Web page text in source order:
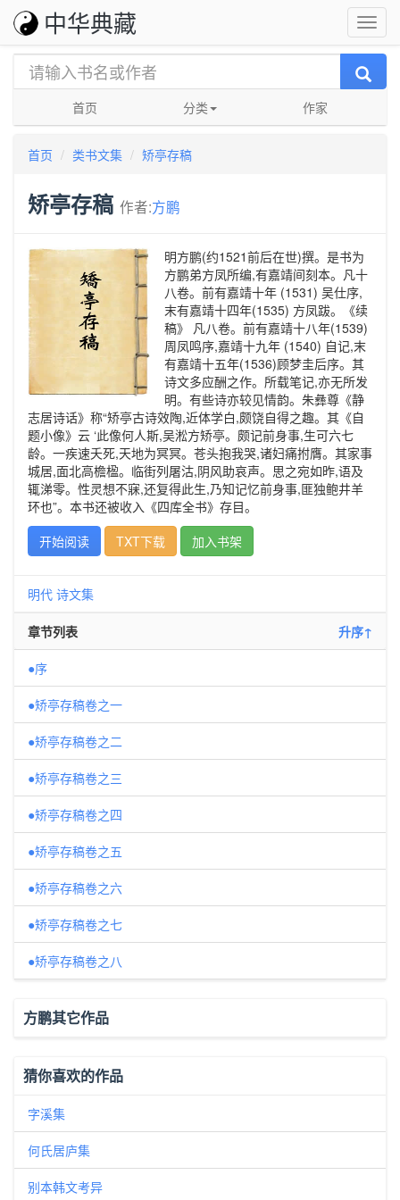
中华典藏
首页 分类 作家
首页 类书文集 矫亭存稿
矫亭存稿 作者:方鹏
明方鹏(约1521前后在世)撰。是书为
方鹏弟方凤所编,有嘉靖间刻本。凡十
八卷。前有嘉靖十年 (1531) 吴仕序,
末有嘉靖十四年(1535) 方凤跋。《续
稿》 凡八卷。前有嘉靖十八年(1539)
周凤鸣序,嘉靖十九年 (1540) 自记,末
有嘉靖十五年(1536)顾梦圭后序。其
诗文多应酬之作。所载笔记,亦无所发
明。有些诗亦较见情韵。朱彝尊《静
志居诗话》称“矫亭古诗效陶,近体学白,颇饶自得之趣。其《自
题小像》云 ‘此像何人斯,吴淞方矫亭。颇记前身事,生可六七
龄。一疾速夭死,天地为冥冥。苍头抱我哭,诸妇痛拊膺。其家事
城居,面北高檐楹。临街列屠沽,阴风助哀声。思之宛如昨,语及
辄涕零。性灵想不寐,还复得此生,乃知记忆前身事,匪独鲍井羊
环也”。本书还被收入《四库全书》存目。
开始阅读
TXT下载 加入书架
明代 诗文集
章节列表 升序↑
●序
●矫亭存稿卷之一
●矫亭存稿卷之二
●矫亭存稿卷之三
●矫亭存稿卷之四
●矫亭存稿卷之五
●矫亭存稿卷之六
●矫亭存稿卷之七
●矫亭存稿卷之八
方鹏其它作品
猜你喜欢的作品
字溪集
何氏居庐集
别本韩文考异